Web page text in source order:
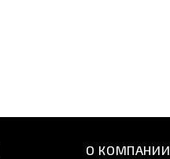
О КОМПАНИИ